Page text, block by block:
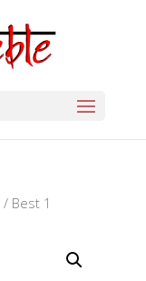
/ Best 1